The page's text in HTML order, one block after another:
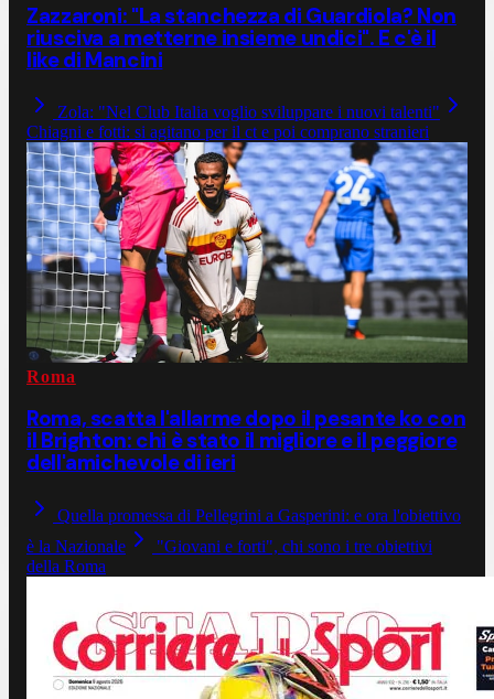
Zazzaroni: "La stanchezza di Guardiola? Non
riusciva a metterne insieme undici". E c'è il
like di Mancini
Zola: "Nel Club Italia voglio sviluppare i nuovi talenti"
Chiagni e fotti: si agitano per il ct e poi comprano stranieri
Roma
Roma, scatta l'allarme dopo il pesante ko con
il Brighton: chi è stato il migliore e il peggiore
dell'amichevole di ieri
Quella promessa di Pellegrini a Gasperini: e ora l'obiettivo
è la Nazionale
"Giovani e forti", chi sono i tre obiettivi
della Roma